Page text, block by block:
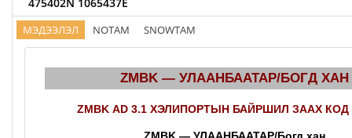
МЭДЭЭЛЭЛ NOTAM SNOWTAM